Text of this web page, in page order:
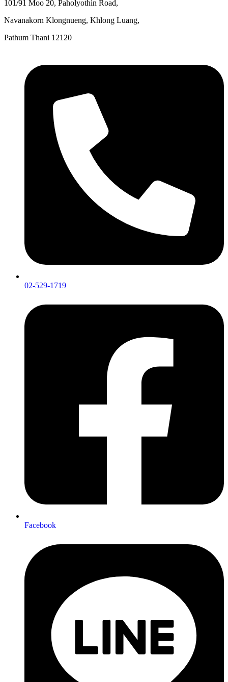
101/91 Moo 20, Paholyothin Road,
Navanakorn Klongnueng, Khlong Luang,
Pathum Thani 12120
02-529-1719
Facebook